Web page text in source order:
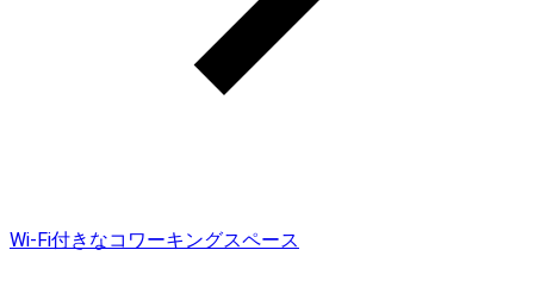
Wi-Fi付きなコワーキングスペース